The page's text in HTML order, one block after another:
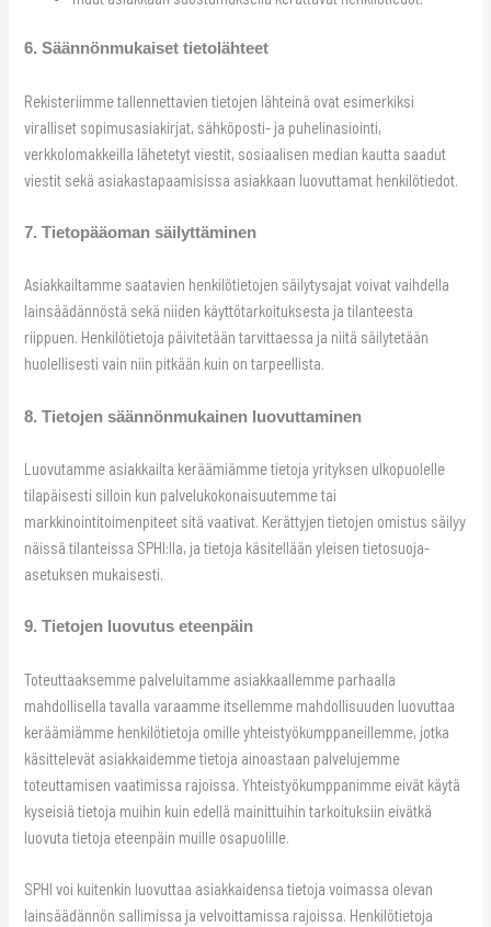
6. Säännönmukaiset tietolähteet
Rekisteriimme tallennettavien tietojen lähteinä ovat esimerkiksi
viralliset sopimusasiakirjat, sähköposti- ja puhelinasiointi,
verkkolomakkeilla lähetetyt viestit, sosiaalisen median kautta saadut
viestit sekä asiakastapaamisissa asiakkaan luovuttamat henkilötiedot.
7. Tietopääoman säilyttäminen
Asiakkailtamme saatavien henkilötietojen säilytysajat voivat vaihdella
lainsäädännöstä sekä niiden käyttötarkoituksesta ja tilanteesta
riippuen. Henkilötietoja päivitetään tarvittaessa ja niitä säilytetään
huolellisesti vain niin pitkään kuin on tarpeellista.
8. Tietojen säännönmukainen luovuttaminen
Luovutamme asiakkailta keräämiämme tietoja yrityksen ulkopuolelle
tilapäisesti silloin kun palvelukokonaisuutemme tai
markkinointitoimenpiteet sitä vaativat. Kerättyjen tietojen omistus säilyy
näissä tilanteissa SPHI:lla, ja tietoja käsitellään yleisen tietosuoja-
asetuksen mukaisesti.
9. Tietojen luovutus eteenpäin
Toteuttaaksemme palveluitamme asiakkaallemme parhaalla
mahdollisella tavalla varaamme itsellemme mahdollisuuden luovuttaa
keräämiämme henkilötietoja omille yhteistyökumppaneillemme, jotka
käsittelevät asiakkaidemme tietoja ainoastaan palvelujemme
toteuttamisen vaatimissa rajoissa. Yhteistyökumppanimme eivät käytä
kyseisiä tietoja muihin kuin edellä mainittuihin tarkoituksiin eivätkä
luovuta tietoja eteenpäin muille osapuolille.
SPHI voi kuitenkin luovuttaa asiakkaidensa tietoja voimassa olevan
lainsäädännön sallimissa ja velvoittamissa rajoissa. Henkilötietoja